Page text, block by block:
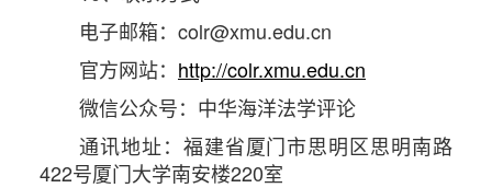
电子邮箱：colr@xmu.edu.cn
官方网站： http://colr.xmu.edu.cn
微信公众号：中华海洋法学评论
通讯地址：福建省厦门市思明区思明南路
422号厦门大学南安楼220室